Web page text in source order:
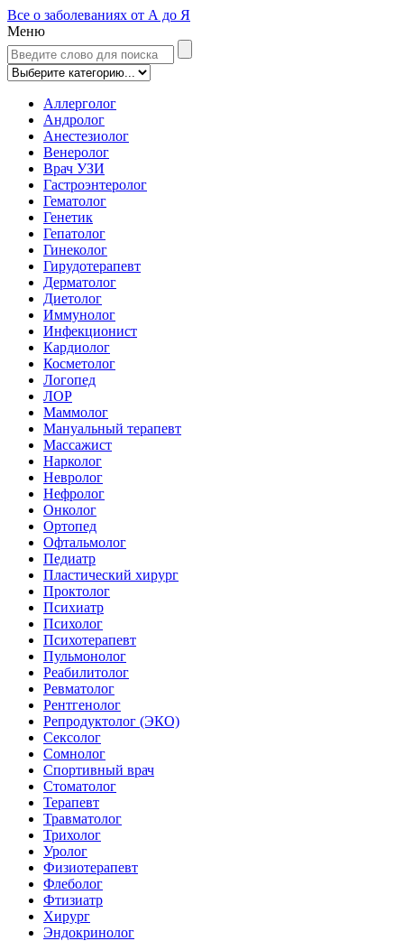
Все о заболеваниях от А до Я
Меню
Аллерголог
Андролог
Анестезиолог
Венеролог
Врач УЗИ
Гастроэнтеролог
Гематолог
Генетик
Гепатолог
Гинеколог
Гирудотерапевт
Дерматолог
Диетолог
Иммунолог
Инфекционист
Кардиолог
Косметолог
Логопед
ЛОР
Маммолог
Мануальный терапевт
Массажист
Нарколог
Невролог
Нефролог
Онколог
Ортопед
Офтальмолог
Педиатр
Пластический хирург
Проктолог
Психиатр
Психолог
Психотерапевт
Пульмонолог
Реабилитолог
Ревматолог
Рентгенолог
Репродуктолог (ЭКО)
Сексолог
Сомнолог
Спортивный врач
Стоматолог
Терапевт
Травматолог
Трихолог
Уролог
Физиотерапевт
Флеболог
Фтизиатр
Хирург
Эндокринолог